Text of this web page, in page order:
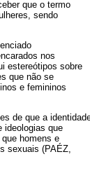
que o termo
sendo
nos
estereótipos sobre
que não se
e femininos
de que a
ideologias que
homens e
sexuais (PAÉZ,